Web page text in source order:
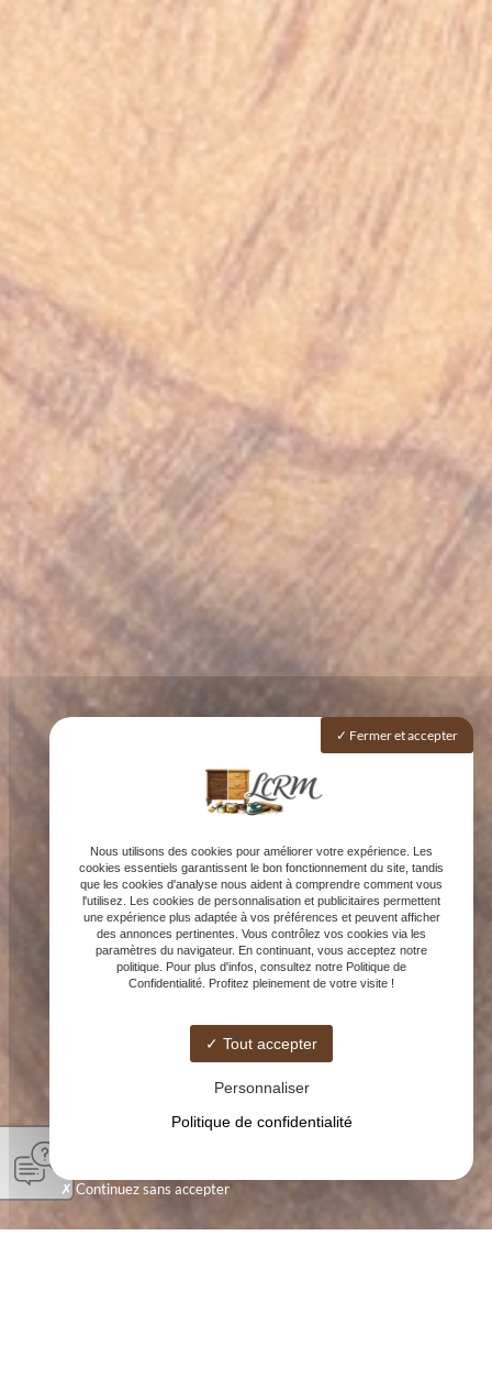
Fermer et accepter
Nous utilisons des cookies pour améliorer votre expérience. Les
cookies essentiels garantissent le bon fonctionnement du site, tandis
que les cookies d'analyse nous aident à comprendre comment vous
l'utilisez. Les cookies de personnalisation et publicitaires permettent
une expérience plus adaptée à vos préférences et peuvent afficher
des annonces pertinentes. Vous contrôlez vos cookies via les
paramètres du navigateur. En continuant, vous acceptez notre
politique. Pour plus d'infos, consultez notre Politique de
Confidentialité. Profitez pleinement de votre visite !
Tout accepter
Personnaliser
Politique de confidentialité
Continuez sans accepter